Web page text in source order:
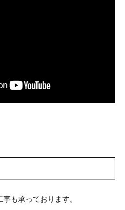
も承っております。